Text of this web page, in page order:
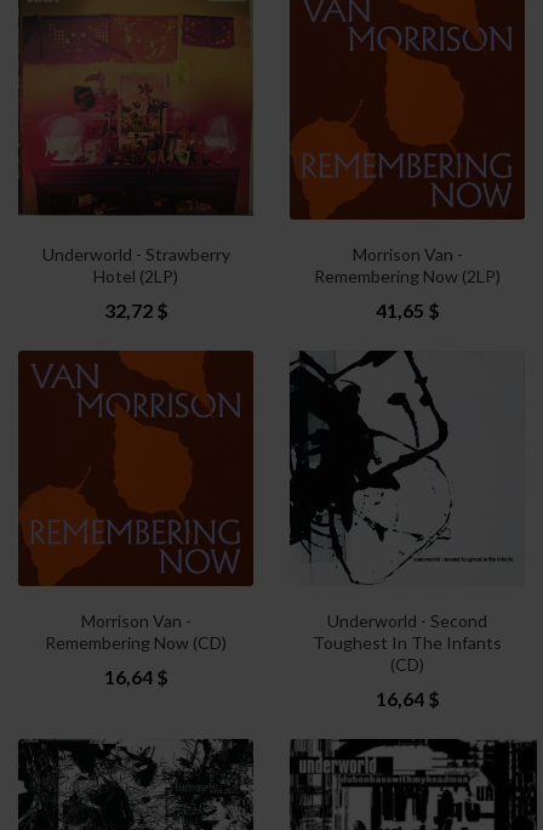
Underworld - Strawberry
Hotel (2LP)
32,72 $
Morrison Van -
Remembering Now (2LP)
41,65 $
Morrison Van -
Remembering Now (CD)
16,64 $
Underworld - Second
Toughest In The Infants
(CD)
16,64 $